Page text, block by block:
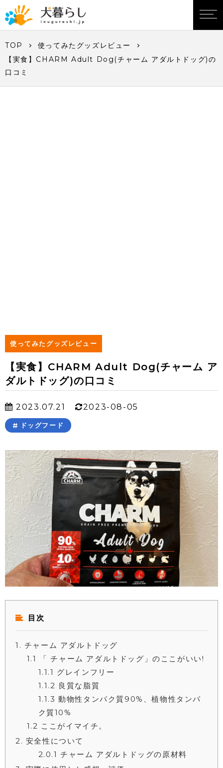
TOP
使ってみたグッズレビュー
【実食】CHARM Adult Dog(チャーム アダルトドッグ)の
口コミ
使ってみたグッズレビュー
【実食】CHARM Adult Dog(チャーム ア
ダルトドッグ)の口コミ
2023.07.21 2023-08-05
ドッグフード
目次
1
チャーム アダルトドッグ
1.1
「 チャーム アダルトドッグ」のここがいい!
1.1.1 グレインフリー
1.1.2 良質な脂質
1.1.3 動物性タンパク質90%、植物性タンパ
ク質10%
1.2 ここがイマイチ。
2
安全性について
2.0.1 チャーム アダルトドッグの原材料